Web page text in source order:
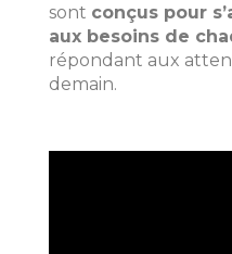
sont conçus pour
aux besoins de
répondant aux
demain.